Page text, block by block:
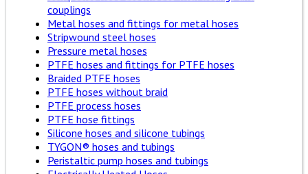
couplings
Metal hoses and fittings for metal hoses
Stripwound steel hoses
Pressure metal hoses
PTFE hoses and fittings for PTFE hoses
Braided PTFE hoses
PTFE hoses without braid
PTFE process hoses
PTFE hose fittings
Silicone hoses and silicone tubings
TYGON® hoses and tubings
Peristaltic pump hoses and tubings